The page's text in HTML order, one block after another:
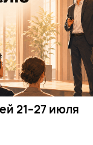
21–27 июля